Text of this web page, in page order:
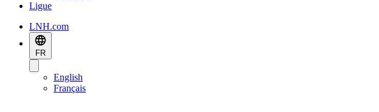
Ligue
LNH.com
FR
English
Français